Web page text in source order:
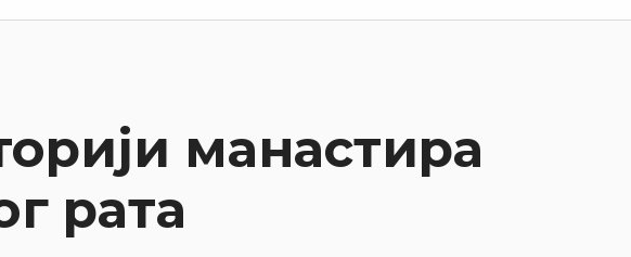
манастира
рата